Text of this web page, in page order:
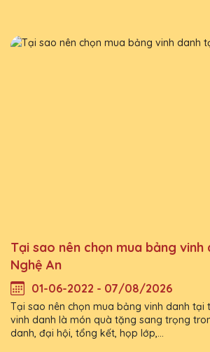
Tại sao nên chọn mua bảng vinh
Nghệ An
01-06-2022 - 07/08/2026
Tại sao nên chọn mua bảng vinh danh tại
vinh danh là món quà tặng sang trọng
danh, đại hội, tổng kết, họp lớp,...